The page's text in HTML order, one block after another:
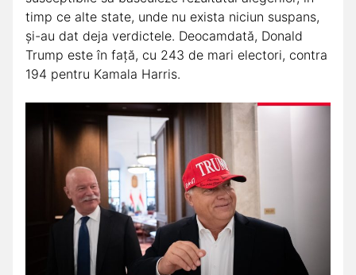
timp ce alte state, unde nu exista niciun suspans,
şi-au dat deja verdictele. Deocamdată, Donald
Trump este în faţă, cu 243 de mari electori, contra
194 pentru Kamala Harris.